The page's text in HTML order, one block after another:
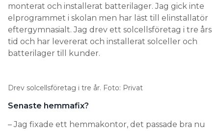
monterat och installerat batterilager. Jag gick inte
elprogrammet i skolan men har läst till elinstallatör
eftergymnasialt. Jag drev ett solcellsföretag i tre års
tid och har levererat och installerat solceller och
batterilager till kunder.
Drev solcellsföretag i tre år. Foto: Privat
Senaste hemmafix?
– Jag fixade ett hemmakontor, det passade bra nu